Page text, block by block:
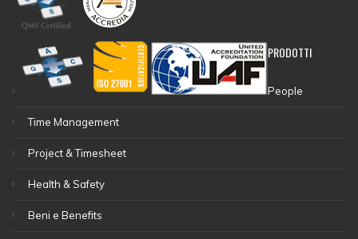
PRODOTTI
People
Time Management
Project & Timesheet
Health & Safety
Beni e Benefits